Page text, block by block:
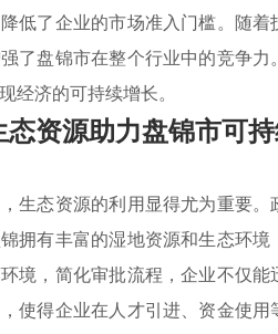
低了企业的市场准入门槛。随
了盘锦市在整个行业中的竞争
经济的可持续增长。
态资源助力盘锦市可
生态资源的利用显得尤为重要。
拥有丰富的湿地资源和生态环境
境，简化审批流程，企业不仅
使得企业在人才引进、资金使